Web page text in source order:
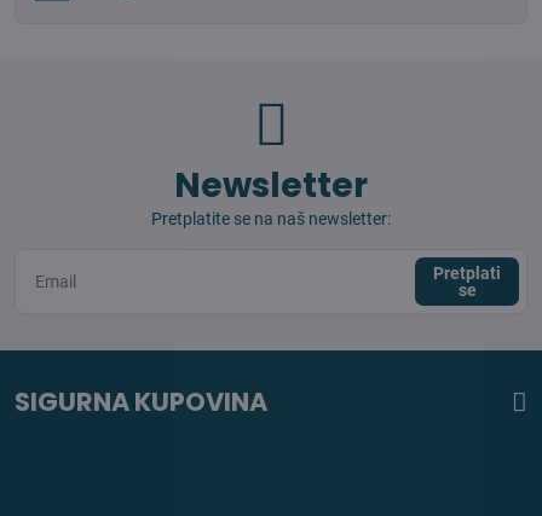
Newsletter
Pretplatite se na naš newsletter:
Pretplati
se
SIGURNA KUPOVINA